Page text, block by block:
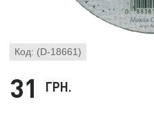
Код: (D-18661)
31 ГРН.